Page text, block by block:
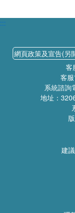
:::
網頁政策及宣告(另
客
客
系統諮詢
地址：
建